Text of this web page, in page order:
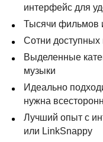
интерфейс для
Тысячи фильмов
Сотни
Выделенные
музыки
Идеально
нужна
Лучший опыт с
или LinkSnappy